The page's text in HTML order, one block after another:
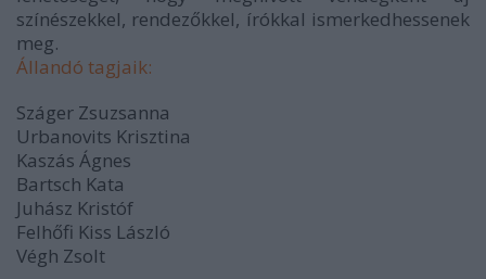
színészekkel, rendezőkkel, írókkal ismerkedhessenek
meg.
Állandó tagjaik:
Száger Zsuzsanna
Urbanovits Krisztina
Kaszás Ágnes
Bartsch Kata
Juhász Kristóf
Felhőfi Kiss László
Végh Zsolt